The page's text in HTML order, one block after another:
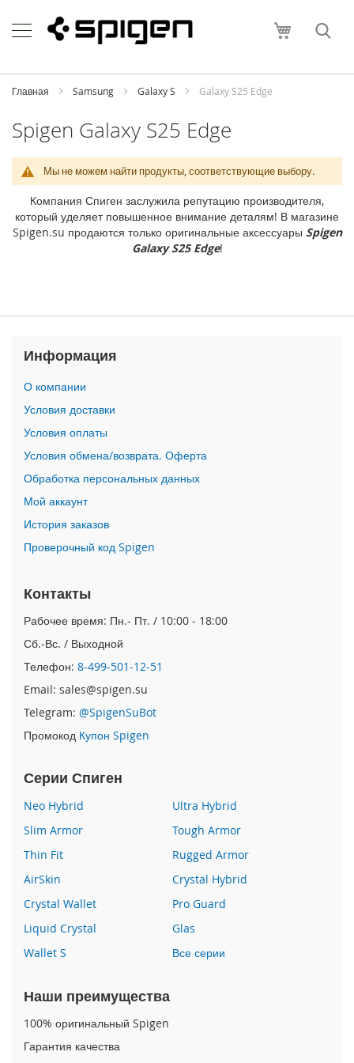
to
Content
Моя
h
o
i
P
h
e
1
M
P
h
o
n
e
1
7
P
r
o
i
o
n
e
A
i
r
i
P
h
e
7
P
h
o
n
1
6
P
o
a
Главная Samsung Galaxy S Galaxy S25 Edge
Spigen Galaxy S25 Edge
Мы не можем найти продукты, соответствующие выбору.
Компания Спиген заслужила репутацию производителя,
который уделяет повышенное внимание деталям! В магазине
Spigen.su продаются только оригинальные аксессуары Spigen
Galaxy S25 Edge!
Информация
О компании
Условия доставки
Условия оплаты
Условия обмена/возврата. Оферта
Обработка персональных данных
Мой аккаунт
История заказов
Проверочный код Spigen
Контакты
Рабочее время: Пн.- Пт. / 10:00 - 18:00
Сб.-Вс. / Выходной
Телефон: 8-499-501-12-51
Email: sales@spigen.su
Telegram: @SpigenSuBot
Промокод Купон Spigen
Серии Спиген
Neo Hybrid
Ultra Hybrid
Slim Armor
Tough Armor
Thin Fit
Rugged Armor
AirSkin
Crystal Hybrid
Crystal Wallet
Pro Guard
Liquid Crystal
Glas
Wallet S
Все серии
Наши преимущества
100% оригинальный Spigen
Гарантия качества